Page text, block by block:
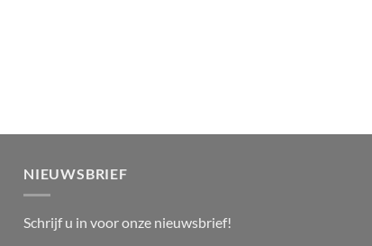
NIEUWSBRIEF
Schrijf u in voor onze nieuwsbrief!